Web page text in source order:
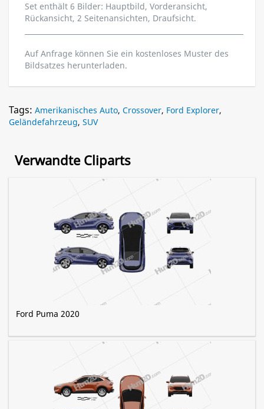
Set enthält 6 Bilder: Hauptbild, Vorderansicht,
Rückansicht, 2 Seitenansichten, Draufsicht.
Auf Anfrage können Sie ein kostenloses Muster des
Bildsatzes herunterladen.
Tags: Amerikanisches Auto, Crossover, Ford Explorer,
Geländefahrzeug, SUV
Verwandte Cliparts
Ford Puma 2020